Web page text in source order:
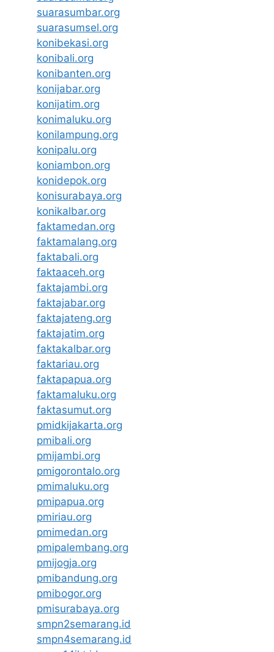
suarasumbar.org
suarasumsel.org
konibekasi.org
konibali.org
konibanten.org
konijabar.org
konijatim.org
konimaluku.org
konilampung.org
konipalu.org
koniambon.org
konidepok.org
konisurabaya.org
konikalbar.org
faktamedan.org
faktamalang.org
faktabali.org
faktaaceh.org
faktajambi.org
faktajabar.org
faktajateng.org
faktajatim.org
faktakalbar.org
faktariau.org
faktapapua.org
faktamaluku.org
faktasumut.org
pmidkijakarta.org
pmibali.org
pmijambi.org
pmigorontalo.org
pmimaluku.org
pmipapua.org
pmiriau.org
pmimedan.org
pmipalembang.org
pmijogja.org
pmibandung.org
pmibogor.org
pmisurabaya.org
smpn2semarang.id
smpn4semarang.id